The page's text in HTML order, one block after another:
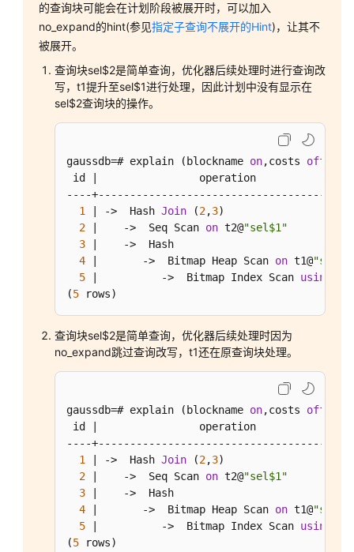
南
（集
中
式
_V2.0-
3.x）
据
据
库
安
全
发
的查询块可能会在计划阶段被展开时，可以加入
no_expand的hint(参见指定子查询不展开的Hint)，让其不
被展开。
查询块sel$2是简单查询，优化器后续处理时进行查询改
写，t1提升至sel$1进行处理，因此计划中没有显示在
sel$2查询块的操作。
gaussdb=# explain (blockname on,costs off
id |                operation                 |
----
1
| ->  Hash Join (2,3)
2 |    ->  Seq Scan on t2@"sel$1"
3 |    ->  Hash
4 |       ->  Bitmap Heap Scan on t1@
5 |          ->  Bitmap Index Scan using
(5 rows)
查询块sel$2是简单查询，优化器后续处理时因为
no_expand跳过查询改写，t1还在原查询块处理。
gaussdb=# explain (blockname on,costs off
id |                operation                 |
----
1
| ->  Hash Join (2,3)
2 |    ->  Seq Scan on t2@"sel$1"
3 |    ->  Hash
4 |       ->  Bitmap Heap Scan on t1@
5 |          ->  Bitmap Index Scan using
(5 rows)